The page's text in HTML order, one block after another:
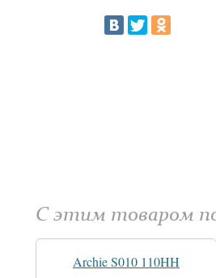
С этим товаром
Archie S010 110HH